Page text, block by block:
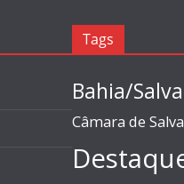
Tags
Bahia/
Câmara de